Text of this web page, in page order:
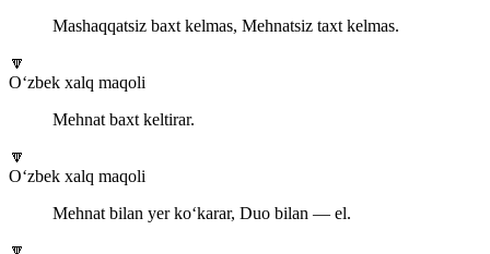
Mashaqqatsiz baxt kelmas, Mehnatsiz taxt kelmas.
🔽
O‘zbek xalq maqoli
Mehnat baxt keltirar.
🔽
O‘zbek xalq maqoli
Mehnat bilan yer ko‘karar, Duo bilan — el.